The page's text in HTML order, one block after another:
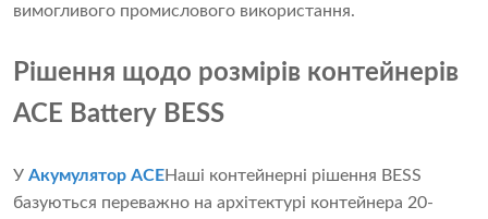
вимогливого промислового використання.
Рішення щодо розмірів контейнерів
ACE Battery BESS
У Акумулятор ACEНаші контейнерні рішення BESS
базуються переважно на архітектурі контейнера 20-